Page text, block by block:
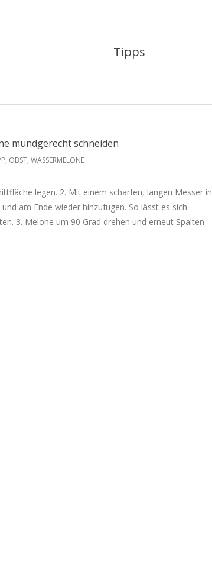
Tipps
mundgerecht schneiden
, OBST, WASSERMELONE
legen. 2. Mit einem scharfen, langen Messer in
am Ende wieder hinzufügen. So lässt es sich
3. Melone um 90 Grad drehen und erneut Spalten